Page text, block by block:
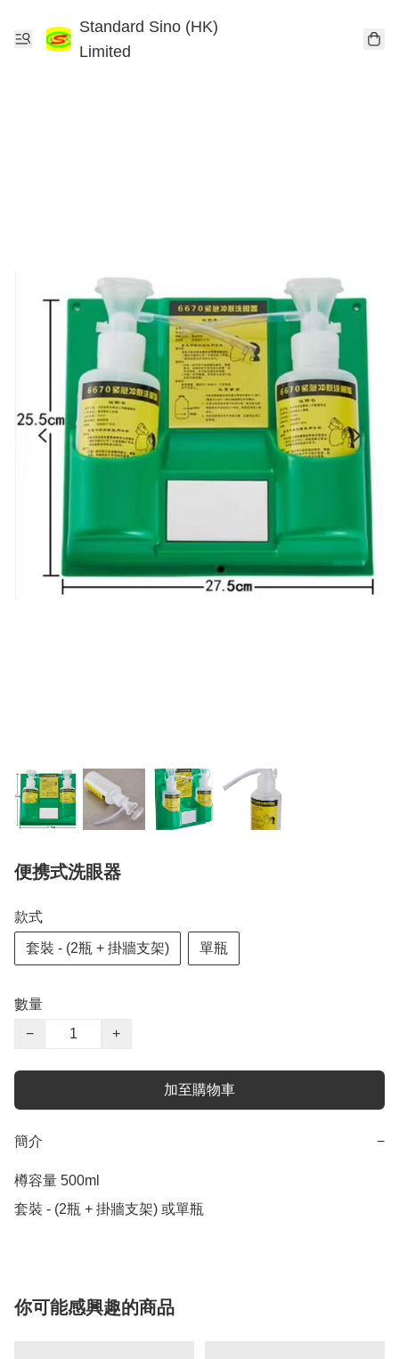
Standard Sino (HK)
Limited
便携式洗眼器
款式
套裝 - (2瓶 + 掛牆支架) 單瓶
數量
−
+
加至購物車
簡介 −
樽容量 500ml
套裝 - (2瓶 + 掛牆支架) 或單瓶
你可能感興趣的商品